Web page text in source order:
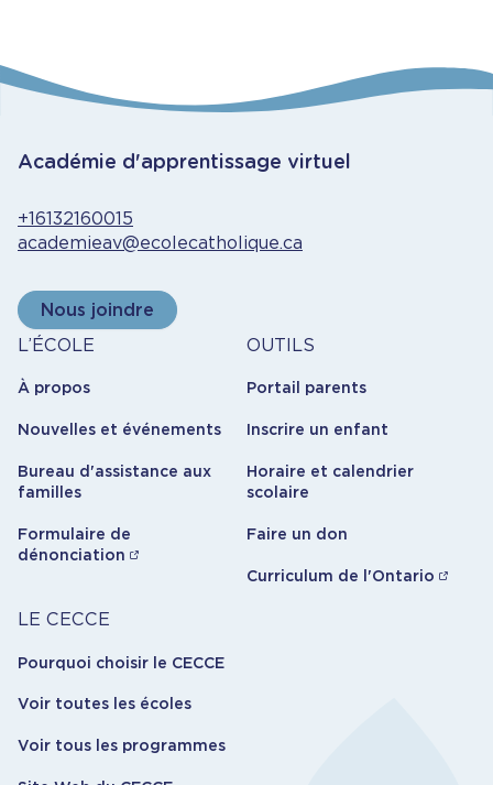
Académie d'apprentissage virtuel
+16132160015
academieav@ecolecatholique.ca
Nous joindre
À
propos
L’ÉCOLE
À propos
Nouvelles et événements
Bureau d'assistance aux
familles
Formulaire de
dénonciation
Outils
OUTILS
Portail parents
Inscrire un enfant
Horaire et calendrier
scolaire
Faire un don
Curriculum de l'Ontario
Carrière
LE CECCE
Pourquoi choisir le CECCE
Voir toutes les écoles
Voir tous les programmes